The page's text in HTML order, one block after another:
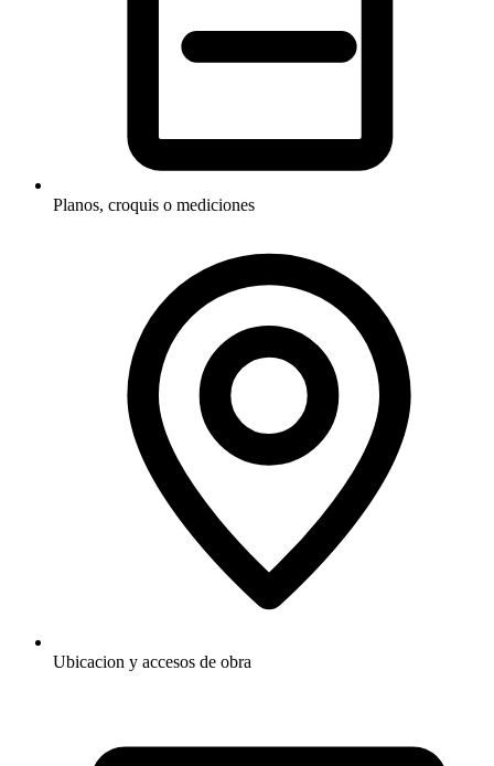
Planos, croquis o mediciones
Ubicacion y accesos de obra